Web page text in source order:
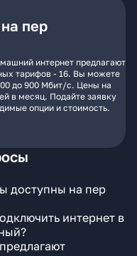
пер
интернет предлагают
тарифов - 16. Вы можете
до 900 Мбит/с. Цены на
в месяц. Подайте заявку
опции и стоимость.
доступны на пер
интернет в